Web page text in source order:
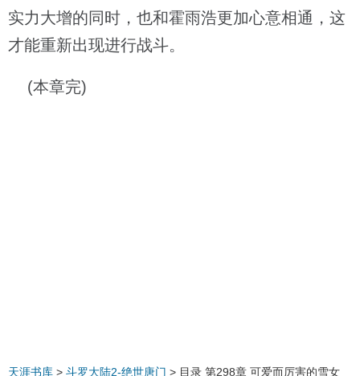
实力大增的同时，也和霍雨浩更加心意相通，这
才能重新出现进行战斗。
(本章完)
天涯书库 > 斗罗大陆2-绝世唐门 > 目录 第298章 可爱而厉害的雪女